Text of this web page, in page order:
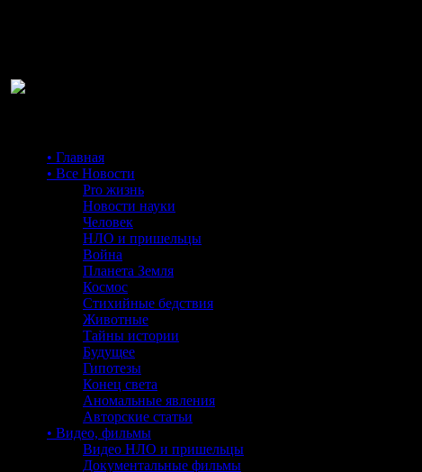
• Главная
• Все Новости
Pro жизнь
Новости науки
Человек
НЛО и пришельцы
Война
Планета Земля
Космос
Стихийные бедствия
Животные
Тайны истории
Будущее
Гипотезы
Конец света
Аномальные явления
Авторские статьи
• Видео, фильмы
Видео НЛО и пришельцы
Документальные фильмы